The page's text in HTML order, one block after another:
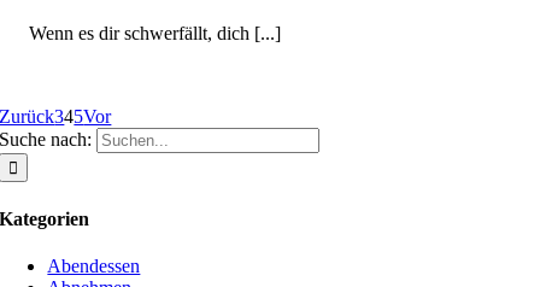
Wenn es dir schwerfällt, dich [...]
Zurück345Vor
Suche nach:
Kategorien
Abendessen